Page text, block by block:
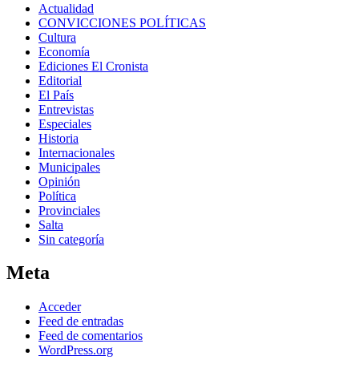
Actualidad
CONVICCIONES POLÍTICAS
Cultura
Economía
Ediciones El Cronista
Editorial
El País
Entrevistas
Especiales
Historia
Internacionales
Municipales
Opinión
Política
Provinciales
Salta
Sin categoría
Meta
Acceder
Feed de entradas
Feed de comentarios
WordPress.org